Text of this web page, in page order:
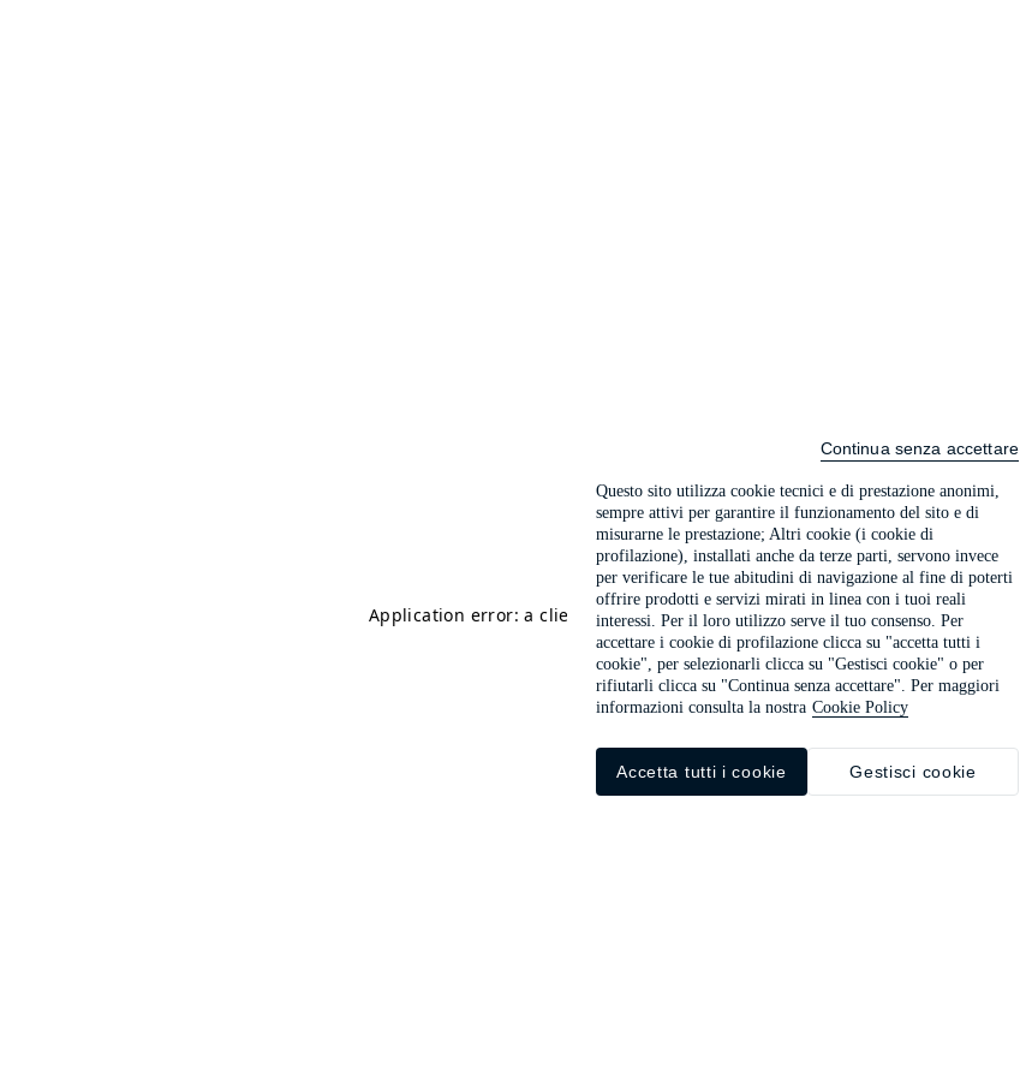
Application error: a client-side exception has occurred (see the browser
Questo sito utilizza cookie tecnici e di prestazione anonimi,
sempre attivi per garantire il funzionamento del sito e di
misurarne le prestazione; Altri cookie (i cookie di
profilazione), installati anche da terze parti, servono invece
per verificare le tue abitudini di navigazione al fine di poterti
offrire prodotti e servizi mirati in linea con i tuoi reali
interessi. Per il loro utilizzo serve il tuo consenso. Per
accettare i cookie di profilazione clicca su "accetta tutti i
cookie", per selezionarli clicca su "Gestisci cookie" o per
rifiutarli clicca su "Continua senza accettare". Per maggiori
informazioni consulta la nostra Cookie Policy
Gestisci cookie
Accetta tutti i cookie
Continua senza accettare